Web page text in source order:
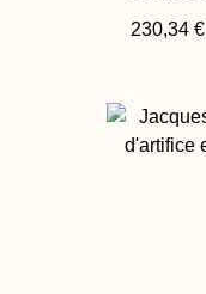
230,34 €